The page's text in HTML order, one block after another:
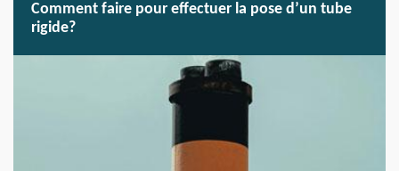
Comment faire pour effectuer la pose d’un tube
rigide?